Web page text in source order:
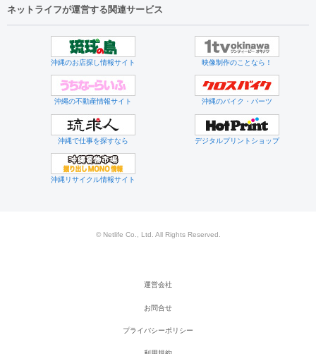
ネットライフが運営する関連サービス
沖縄のお店探し情報サイト 映像制作のことなら！
沖縄の不動産情報サイト 沖縄のバイク・パーツ
沖縄で仕事を探すなら デジタルプリントショップ
沖縄リサイクル情報サイト
© Netlife Co., Ltd. All Rights Reserved.
運営会社
お問合せ
プライバシーポリシー